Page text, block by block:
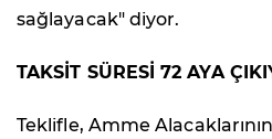
sağlayacak" diyor.
TAKSİT SÜRESİ 72 AYA
Teklifle, Amme